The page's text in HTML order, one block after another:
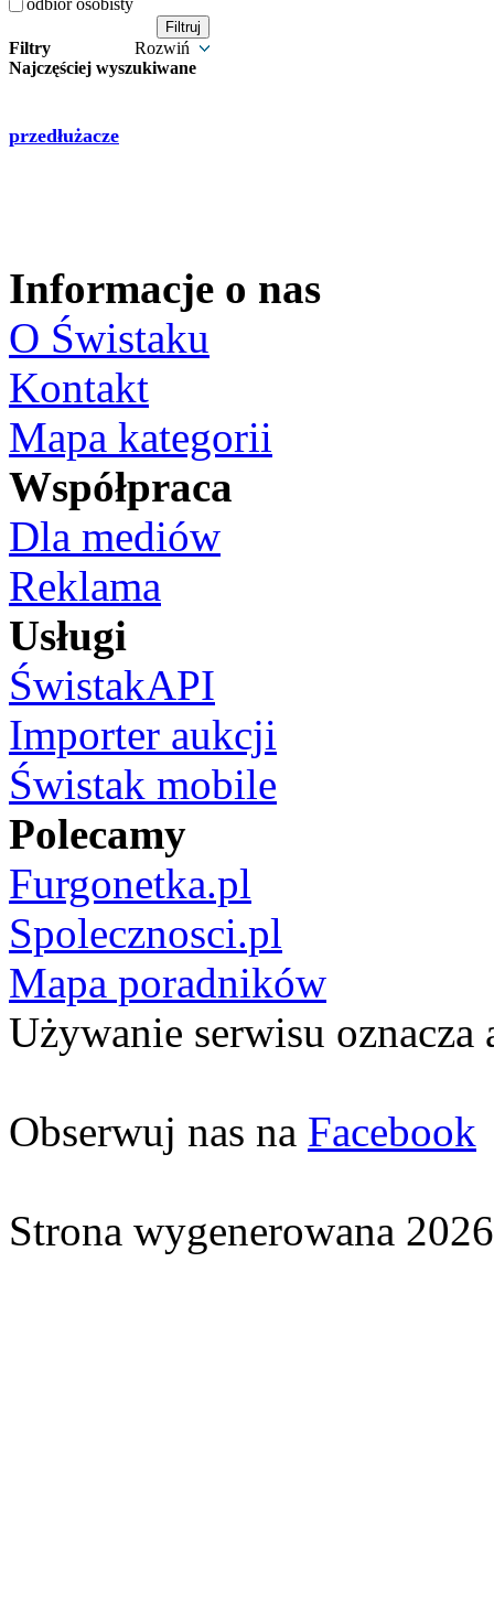
Filtry
Rozwiń
Najczęściej wyszukiwane
przedłużacze
Informacje o nas
O Świstaku
Kontakt
Mapa kategorii
Współpraca
Dla mediów
Reklama
Usługi
ŚwistakAPI
Importer aukcji
Świstak mobile
Polecamy
Furgonetka.pl
Spolecznosci.pl
Mapa poradników
Używanie serwisu oznacza
Obserwuj nas na Facebook
Strona wygenerowana